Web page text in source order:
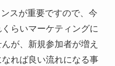
スが重要ですので、今
らいマーケティングに
が、新規参加者が増え
れば良い流れになる事